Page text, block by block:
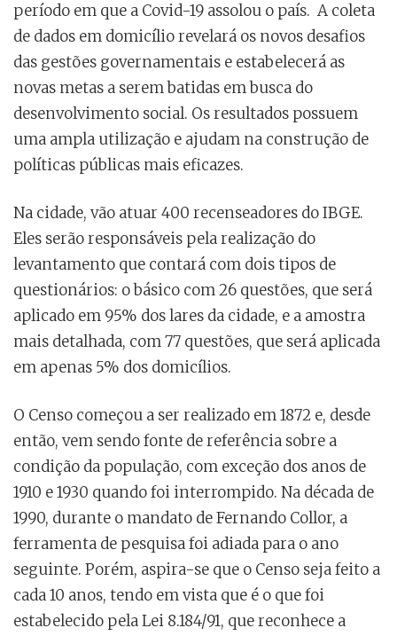
período em que a Covid-19 assolou o país. A coleta
de dados em domicílio revelará os novos desafios
das gestões governamentais e estabelecerá as
novas metas a serem batidas em busca do
desenvolvimento social. Os resultados possuem
uma ampla utilização e ajudam na construção de
políticas públicas mais eficazes.
Na cidade, vão atuar 400 recenseadores do IBGE.
Eles serão responsáveis pela realização do
levantamento que contará com dois tipos de
questionários: o básico com 26 questões, que será
aplicado em 95% dos lares da cidade, e a amostra
mais detalhada, com 77 questões, que será aplicada
em apenas 5% dos domicílios.
O Censo começou a ser realizado em 1872 e, desde
então, vem sendo fonte de referência sobre a
condição da população, com exceção dos anos de
1910 e 1930 quando foi interrompido. Na década de
1990, durante o mandato de Fernando Collor, a
ferramenta de pesquisa foi adiada para o ano
seguinte. Porém, aspira-se que o Censo seja feito a
cada 10 anos, tendo em vista que é o que foi
estabelecido pela Lei 8.184/91, que reconhece a